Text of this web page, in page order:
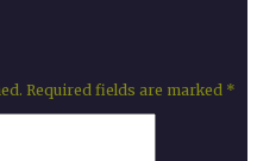
Required fields are marked *